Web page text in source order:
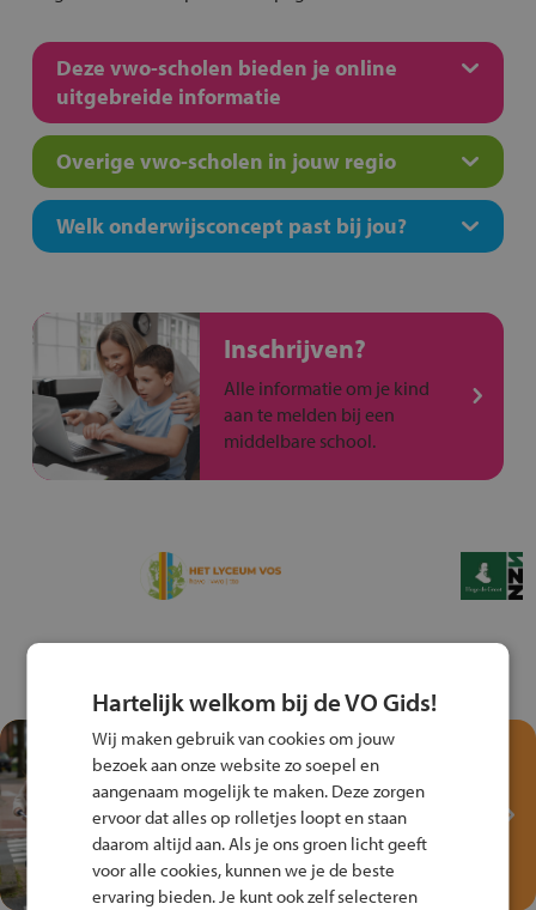
Deze vwo-scholen bieden je online
uitgebreide informatie
Overige vwo-scholen in jouw regio
Welk onderwijsconcept past bij jou?
Inschrijven?
Alle informatie om je kind
aan te melden bij een
middelbare school.
Test je kennis met het
Fiets Veilig
Verkeersspel!
Speel het Fiets Veilig Verkeersspel
en win een Cortina-fiets!
Hartelijk welkom bij de VO Gids!
Wij maken gebruik van cookies om jouw
bezoek aan onze website zo soepel en
aangenaam mogelijk te maken. Deze zorgen
ervoor dat alles op rolletjes loopt en staan
daarom altijd aan. Als je ons groen licht geeft
voor alle cookies, kunnen we je de beste
ervaring bieden. Je kunt ook zelf selecteren